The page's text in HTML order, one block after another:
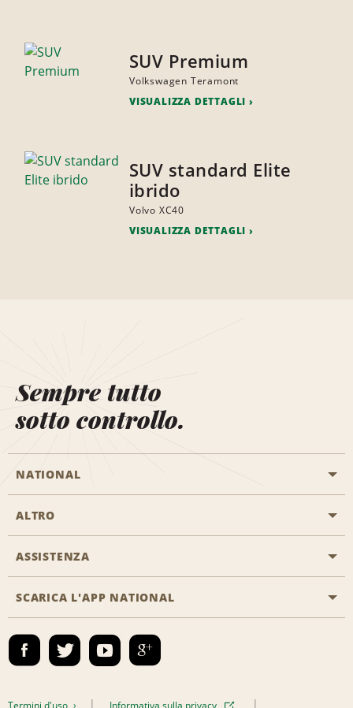
SUV Premium
Volkswagen Teramont
VISUALIZZA DETTAGLI
SUV standard Elite
ibrido
Volvo XC40
VISUALIZZA DETTAGLI
Sempre tutto
sotto controllo.
NATIONAL
Inizia una prenotazione
Programmi business
Emerald Club Accedi
ALTRO
Offerte di lavoro
ASSISTENZA
Accessibilità
Contatti
SCARICA L'APP NATIONAL